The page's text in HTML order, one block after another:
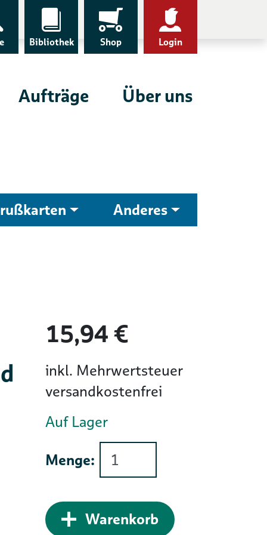
Bibliothek Shop Login
Aufträge Über uns
Anderes
15,94 €
inkl. Mehrwertsteuer
versandkostenfrei
Auf Lager
Menge:
WarenkorbZum